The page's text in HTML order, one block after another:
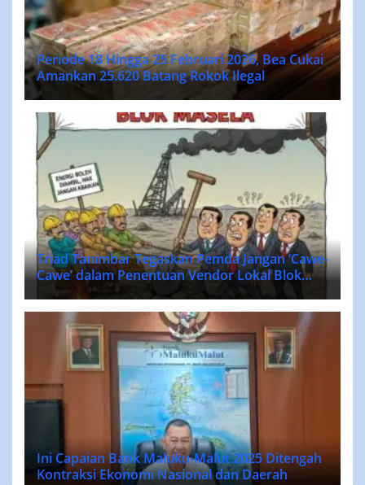
Periode 18 Hingga 25 Februari 2026, Bea Cukai
Amankan 25.620 Batang Rokok Ilegal
Triad Tanimbar Tegaskan Pemda Jangan ‘Cawe-
Cawe’ dalam Penentuan Vendor Lokal Blok
MASELA.
Ini Capaian Bank Maluku-Malut 2025 Ditengah
Kontraksi Ekonomi Nasional dan Daerah